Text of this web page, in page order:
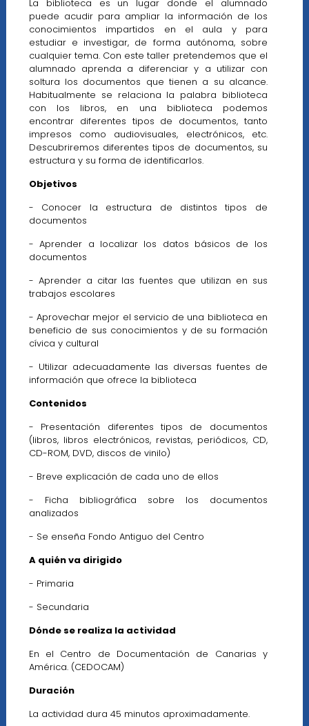
La biblioteca es un lugar donde el alumnado
puede acudir para ampliar la información de los
conocimientos impartidos en el aula y para
estudiar e investigar, de forma autónoma, sobre
cualquier tema. Con este taller pretendemos que el
alumnado aprenda a diferenciar y a utilizar con
soltura los documentos que tienen a su alcance.
Habitualmente se relaciona la palabra biblioteca
con los libros, en una biblioteca podemos
encontrar diferentes tipos de documentos, tanto
impresos como audiovisuales, electrónicos, etc.
Descubriremos diferentes tipos de documentos, su
estructura y su forma de identificarlos.
Objetivos
- Conocer la estructura de distintos tipos de
documentos
- Aprender a localizar los datos básicos de los
documentos
- Aprender a citar las fuentes que utilizan en sus
trabajos escolares
- Aprovechar mejor el servicio de una biblioteca en
beneficio de sus conocimientos y de su formación
cívica y cultural
- Utilizar adecuadamente las diversas fuentes de
información que ofrece la biblioteca
Contenidos
- Presentación diferentes tipos de documentos
(libros, libros electrónicos, revistas, periódicos, CD,
CD-ROM, DVD, discos de vinilo)
- Breve explicación de cada uno de ellos
- Ficha bibliográfica sobre los documentos
analizados
- Se enseña Fondo Antiguo del Centro
A quién va dirigido
- Primaria
- Secundaria
Dónde se realiza la actividad
En el Centro de Documentación de Canarias y
América. (CEDOCAM)
Duración
La actividad dura 45 minutos aproximadamente.